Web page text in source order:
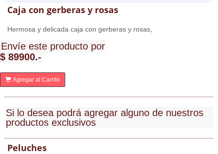
Caja con gerberas y rosas
Hermosa y delicada caja con gerberas y rosas,
Envíe este producto por
$ 89900.-
Agregar al Carrito
Si lo desea podrá agregar alguno de nuestros
productos exclusivos
Peluches